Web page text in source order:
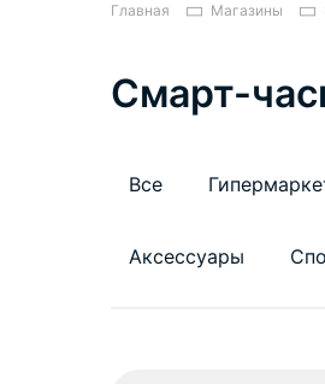
Главная Магазины
Смарт-
Все
Аксессуары